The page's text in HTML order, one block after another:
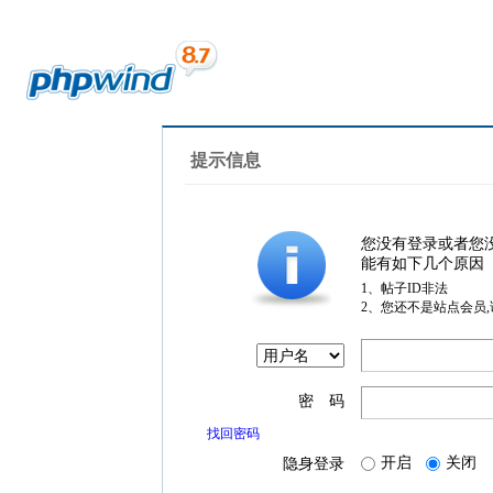
提示信息
您没有登录或者您
能有如下几个原因
1、帖子ID非法
2、您还不是站点会员
密 码
找回密码
隐身登录 开启 关闭